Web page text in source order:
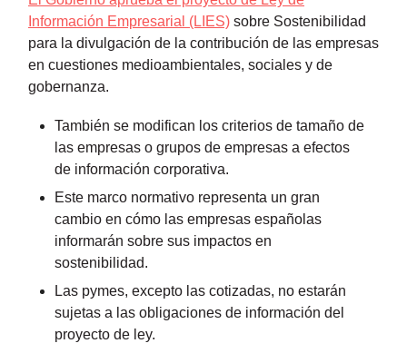
Información Empresarial (LIES) sobre Sostenibilidad
para la divulgación de la contribución de las empresas
en cuestiones medioambientales, sociales y de
gobernanza.
También se modifican los criterios de tamaño de
las empresas o grupos de empresas a efectos
de información corporativa.
Este marco normativo representa un gran
cambio en cómo las empresas españolas
informarán sobre sus impactos en
sostenibilidad.
Las pymes, excepto las cotizadas, no estarán
sujetas a las obligaciones de información del
proyecto de ley.